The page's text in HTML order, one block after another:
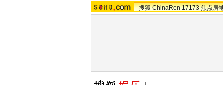
搜狐 ChinaRen 17173 焦点房